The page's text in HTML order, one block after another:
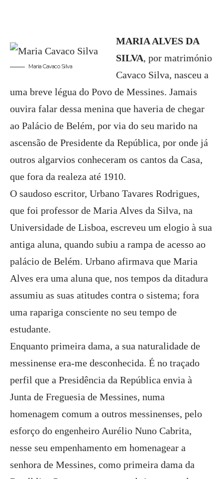
Maria Cavaco Silva
MARIA ALVES DA
SILVA, por matrimónio
Cavaco Silva, nasceu a
uma breve légua do Povo de Messines. Jamais
ouvira falar dessa menina que haveria de chegar
ao Palácio de Belém, por via do seu marido na
ascensão de Presidente da República, por onde já
outros algarvios conheceram os cantos da Casa,
que fora da realeza até 1910.
O saudoso escritor, Urbano Tavares Rodrigues,
que foi professor de Maria Alves da Silva, na
Universidade de Lisboa, escreveu um elogio à sua
antiga aluna, quando subiu a rampa de acesso ao
palácio de Belém. Urbano afirmava que Maria
Alves era uma aluna que, nos tempos da ditadura
assumiu as suas atitudes contra o sistema; fora
uma rapariga consciente no seu tempo de
estudante.
Enquanto primeira dama, a sua naturalidade de
messinense era-me desconhecida. É no traçado
perfil que a Presidência da República envia à
Junta de Freguesia de Messines, numa
homenagem comum a outros messinenses, pelo
esforço do engenheiro Aurélio Nuno Cabrita,
nesse seu empenhamento em homenagear a
senhora de Messines, como primeira dama da